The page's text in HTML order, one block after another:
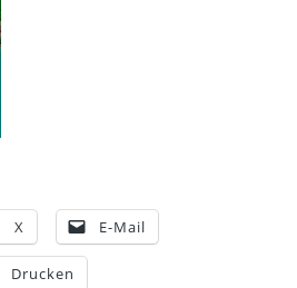
X E-Mail
Drucken